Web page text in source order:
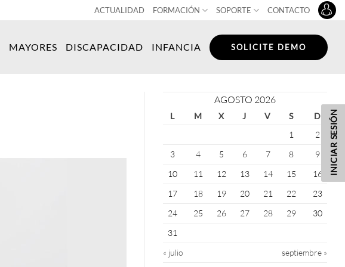
ACTUALIDAD FORMACIÓN SOPORTE CONTACTO
MAYORES DISCAPACIDAD INFANCIA SOLICITE DEMO
AGOSTO 2026
L M X J V S
D
1
2
3
4 5 6 7 8
9
10
11 12 13 14 15
16
17
18 19 20 21 22
23
24
25 26 27 28 29
30
31
« julio
septiembre »
INICIAR SESIÓN